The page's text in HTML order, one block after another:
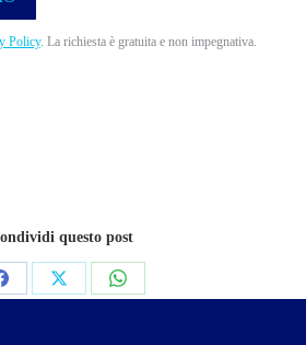
Policy. La richiesta è gratuita e non impegnativa.
questo post
Share
Share